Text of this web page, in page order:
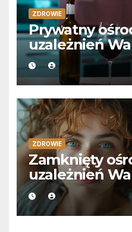
ZDROWIE
Prywatny
uzależnień
ZDROWIE
Zamknięty
uzależnień